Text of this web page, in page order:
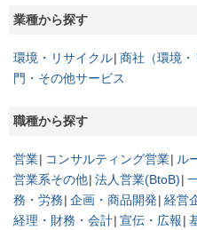
業種から探す
環境・リサイクル 商社（環境・
門・その他サービス
職種から探す
営業 コンサルティング営業 ル
営業系その他 法人営業(BtoB)
務・労務 企画・商品開発 経営
経理・財務・会計 宣伝・広報